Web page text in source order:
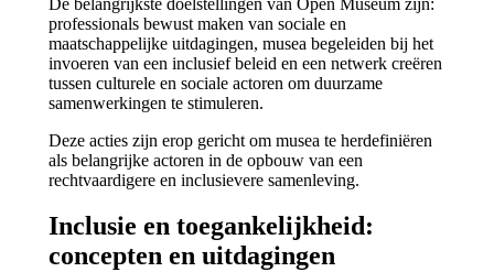
professionals bewust maken van sociale en
maatschappelijke uitdagingen, musea begeleiden bij het
invoeren van een inclusief beleid en een netwerk creëren
tussen culturele en sociale actoren om duurzame
samenwerkingen te stimuleren.
Deze acties zijn erop gericht om musea te herdefiniëren
als belangrijke actoren in de opbouw van een
rechtvaardigere en inclusievere samenleving.
Inclusie en toegankelijkheid:
concepten en uitdagingen